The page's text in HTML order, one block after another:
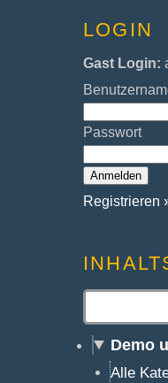
LOGIN
Gast Login:
Passwort
Registrieren
Demo
Alle